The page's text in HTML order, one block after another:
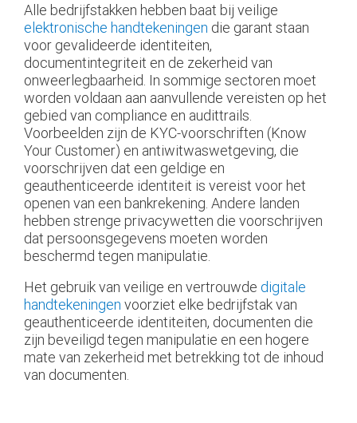
Alle bedrijfstakken hebben baat bij veilige
elektronische handtekeningen die garant staan
voor gevalideerde identiteiten,
documentintegriteit en de zekerheid van
onweerlegbaarheid. In sommige sectoren moet
worden voldaan aan aanvullende vereisten op het
gebied van compliance en audittrails.
Voorbeelden zijn de KYC-voorschriften (Know
Your Customer) en antiwitwaswetgeving, die
voorschrijven dat een geldige en
geauthenticeerde identiteit is vereist voor het
openen van een bankrekening. Andere landen
hebben strenge privacywetten die voorschrijven
dat persoonsgegevens moeten worden
beschermd tegen manipulatie.
Het gebruik van veilige en vertrouwde digitale
handtekeningen voorziet elke bedrijfstak van
geauthenticeerde identiteiten, documenten die
zijn beveiligd tegen manipulatie en een hogere
mate van zekerheid met betrekking tot de inhoud
van documenten.